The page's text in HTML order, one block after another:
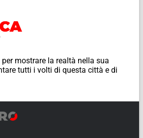
mostrare la realtà nella sua
tutti i volti di questa città e di